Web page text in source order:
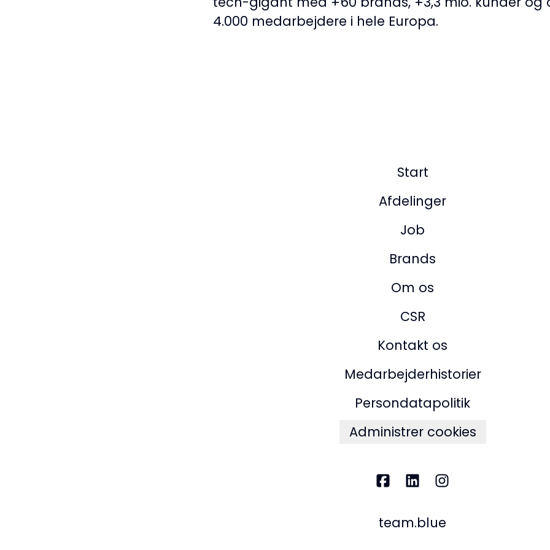
4.000 medarbejdere i hele Europa.
Start
Afdelinger
Job
Brands
Om os
CSR
Kontakt os
Medarbejderhistorier
Persondatapolitik
Administrer cookies
team.blue